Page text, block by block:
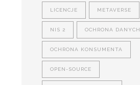
LICENCJE METAVERSE
NIS 2 OCHRONA DANYCH
OCHRONA KONSUMENTA
OPEN-SOURCE